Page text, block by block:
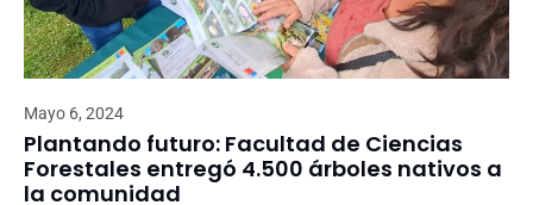
Mayo 6, 2024
Plantando futuro: Facultad de Ciencias
Forestales entregó 4.500 árboles nativos a
la comunidad